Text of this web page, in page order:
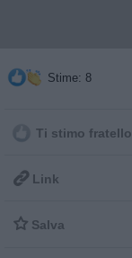
Stime: 8
Ti stimo fratello
 Link
 Salva